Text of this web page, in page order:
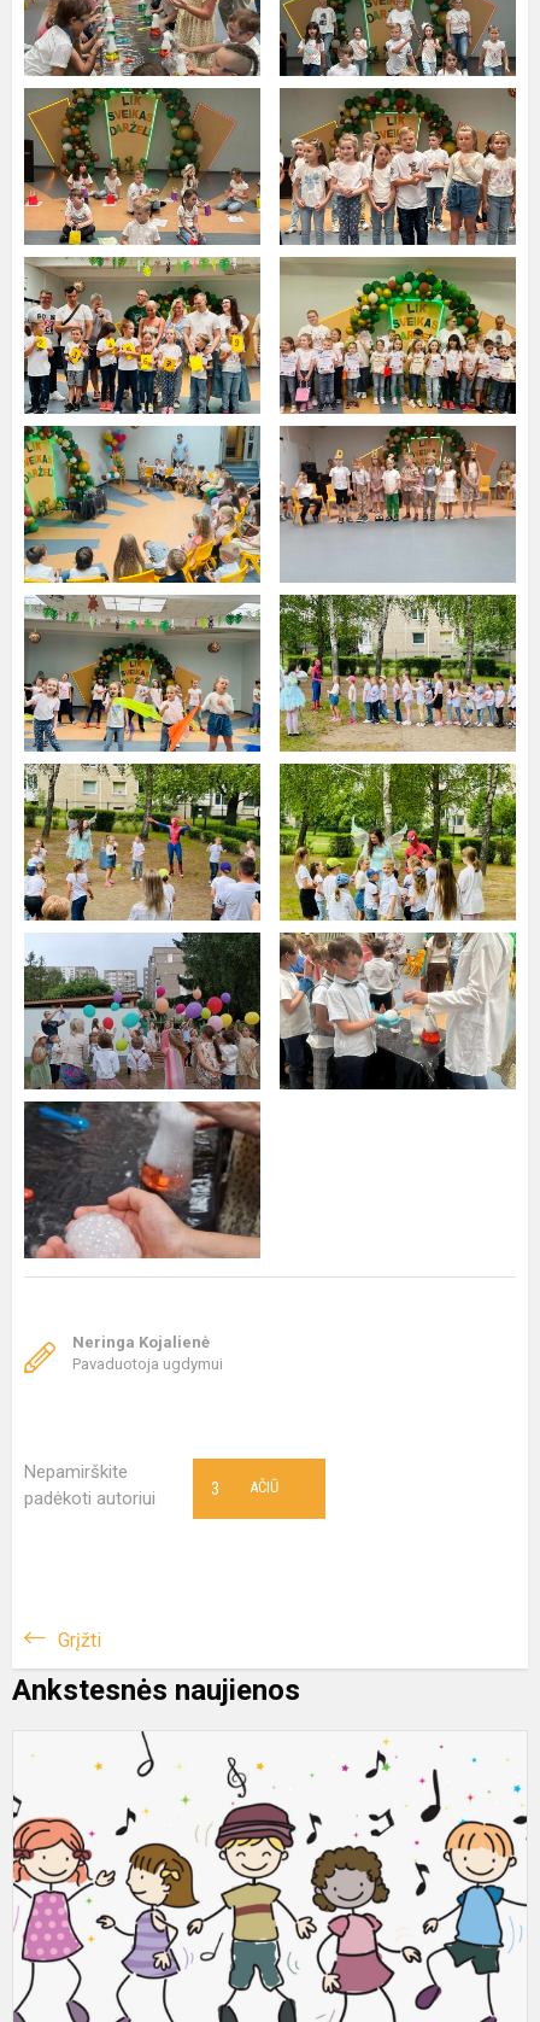
Neringa Kojalienė
Pavaduotoja ugdymui
Nepamirškite
padėkoti autoriui
AČIŪ
3
Grįžti
Ankstesnės naujienos